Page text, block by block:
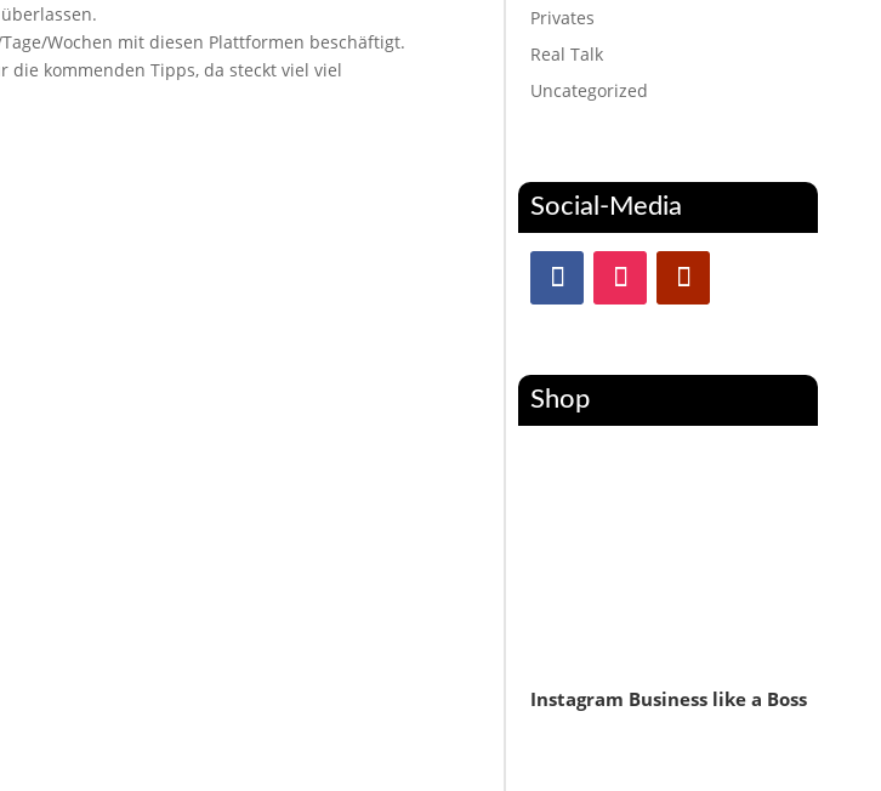
Wochen mit diesen Plattformen beschäftigt.
kommenden Tipps, da steckt viel viel
Privates
Real Talk
Uncategorized
Social-Media
Shop
Instagram Business like a Boss